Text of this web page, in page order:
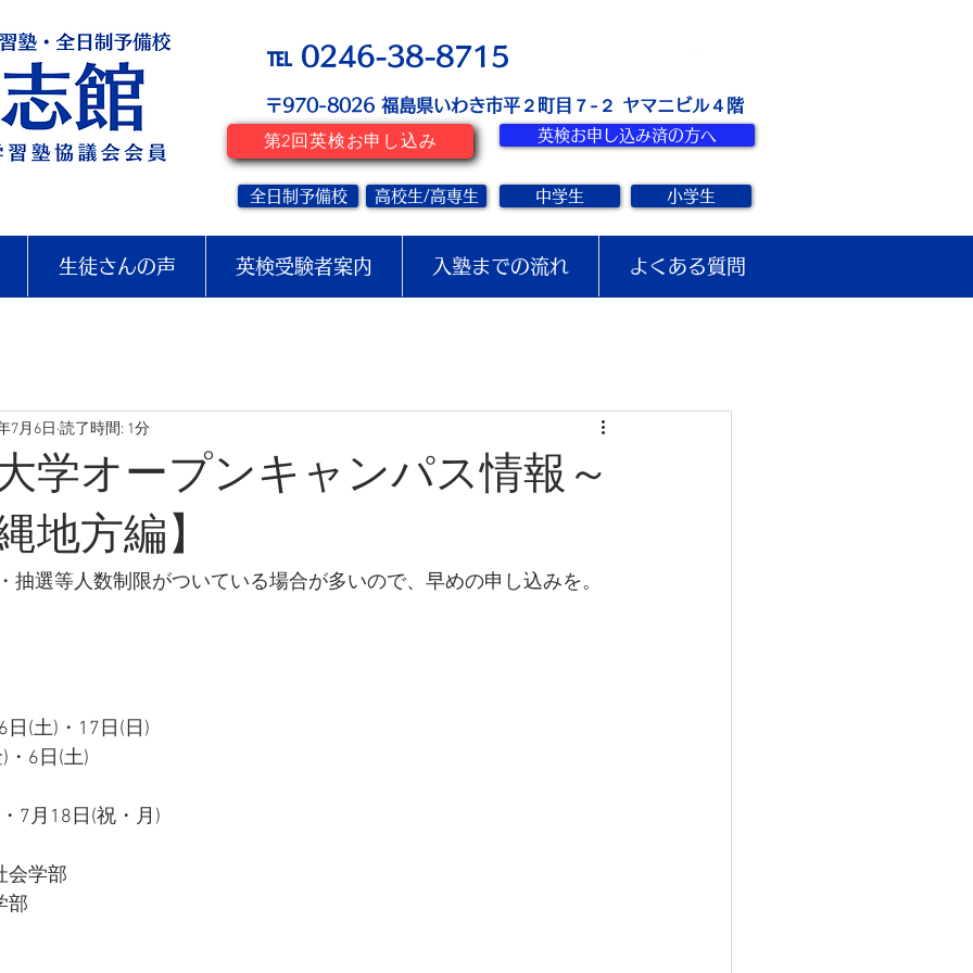
℡ 0246-38-8715
〒970-8026 ​福島県いわき市平２町目７-２ ヤマニビル４階
第2回英検お申し込み 英検お申し込み済の方へ
全日制予備校 高校生/高専生 中学生 小学生
生徒さんの声 英検受験者案内 入塾までの流れ よくある質問
学オープンキャンパス情報～
地方編】
7月6日 読了時間: 1分
抽選等人数制限がついている場合が多いので、早めの申し込みを。
(土)・17日(日)
・6日(土)
7月18日(祝・月)
会学部
部